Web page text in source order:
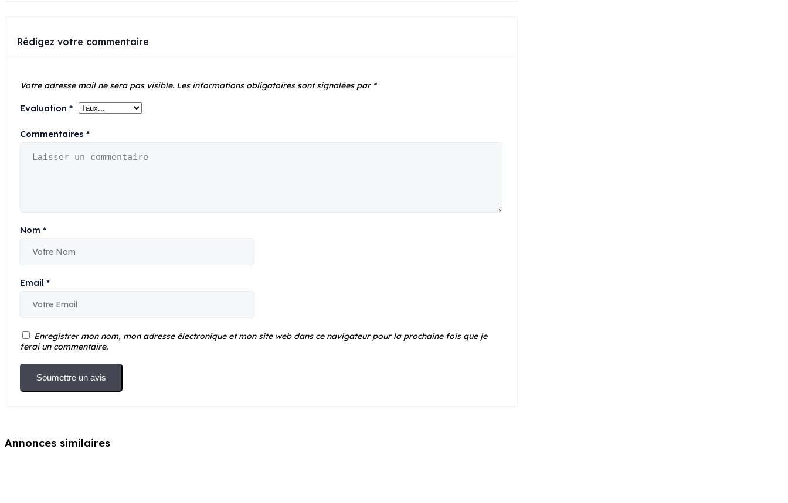
Rédigez votre commentaire
Votre adresse mail ne sera pas visible. Les informations obligatoires sont signalées par *
Evaluation *
Commentaires *
Nom *
Email *
Enregistrer mon nom, mon adresse électronique et mon site web dans ce navigateur pour la prochaine fois que je
ferai un commentaire.
Soumettre un avis
Annonces similaires